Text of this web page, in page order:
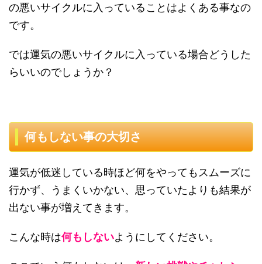
の悪いサイクルに入っていることはよくある事なの
です。
では運気の悪いサイクルに入っている場合どうした
らいいのでしょうか？
何もしない事の大切さ
運気が低迷している時ほど何をやってもスムーズに
行かず、うまくいかない、思っていたよりも結果が
出ない事が増えてきます。
こんな時は何もしないようにしてください。